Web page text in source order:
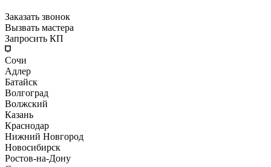
Заказать звонок
Вызвать мастера
Запросить КП
Сочи
Адлер
Батайск
Волгоград
Волжский
Казань
Краснодар
Нижний Новгород
Новосибирск
Ростов-на-Дону